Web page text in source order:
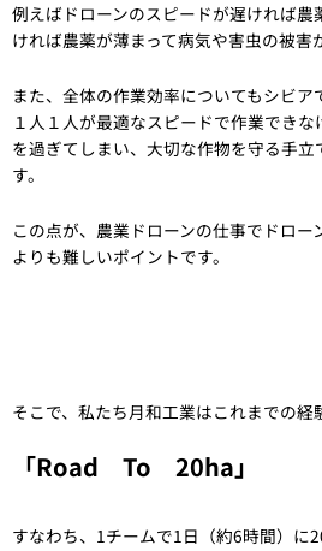
例えばドローンのスピードが遅ければ農
ければ農薬が薄まって病気や害虫の被害
また、全体の作業効率についてもシビ
１人１人が最適なスピードで作業でき
を過ぎてしまい、大切な作物を守る手立
す。
この点が、農業ドローンの仕事でドロ
よりも難しいポイントです。
そこで、私たち月和工業はこれまでの経
「Road To 20ha」
すなわち、1チームで1日（約6時間）に